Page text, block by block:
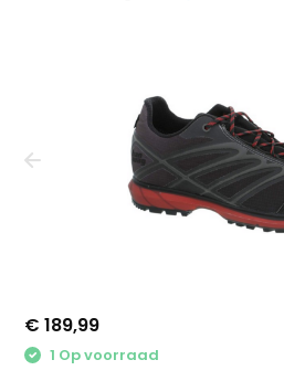
€ 189,99
1 Op voorraad